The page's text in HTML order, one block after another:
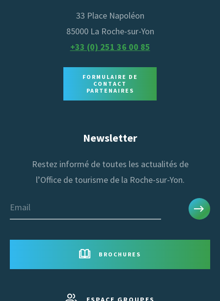
33 Place Napoléon
85000 La Roche-sur-Yon
+33 (0) 251 36 00 85
FORMULAIRE DE
CONTACT
PARTENAIRES
Newsletter
Restez informé de toutes les actualités de
l’Office de tourisme de la Roche-sur-Yon.
Email
BROCHURES